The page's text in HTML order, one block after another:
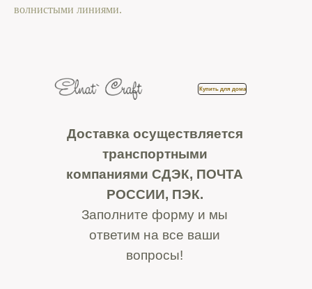
волнистыми линиями.
Доставка осуществляется
транспортными
компаниями СДЭК, ПОЧТА
РОССИИ, ПЭК.
Заполните форму и мы
ответим на все ваши
вопросы!
Купить для дома